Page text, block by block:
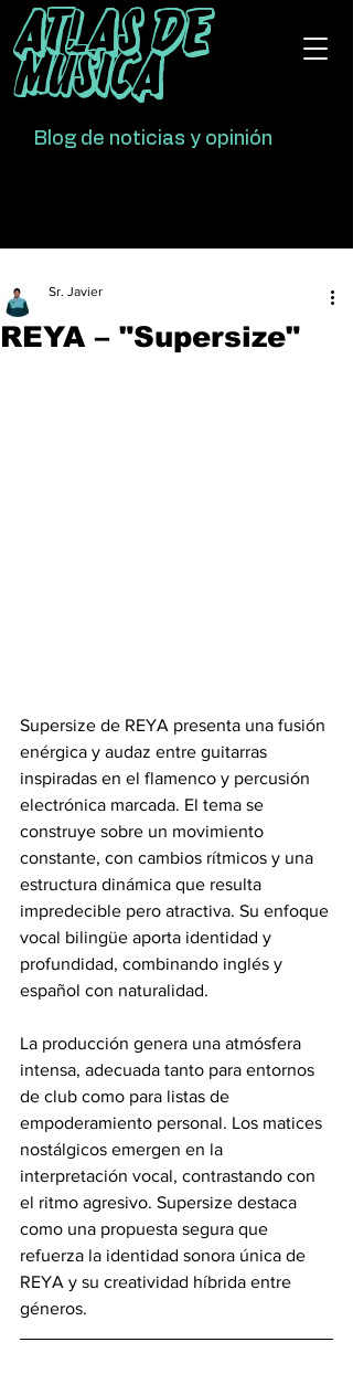
Atlas De
Música
Blog de noticias y opinión
REYA – "Supersize"
Sr. Javier
Supersize de REYA presenta una fusión
enérgica y audaz entre guitarras
inspiradas en el flamenco y percusión
electrónica marcada. El tema se
construye sobre un movimiento
constante, con cambios rítmicos y una
estructura dinámica que resulta
impredecible pero atractiva. Su enfoque
vocal bilingüe aporta identidad y
profundidad, combinando inglés y
español con naturalidad.
La producción genera una atmósfera
intensa, adecuada tanto para entornos
de club como para listas de
empoderamiento personal. Los matices
nostálgicos emergen en la
interpretación vocal, contrastando con
el ritmo agresivo. Supersize destaca
como una propuesta segura que
refuerza la identidad sonora única de
REYA y su creatividad híbrida entre
géneros.